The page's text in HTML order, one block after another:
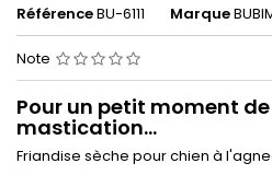
RéférenceBU-6111 Marque
Note
Pour un petit moment
mastication...
Friandise sèche pour chien à